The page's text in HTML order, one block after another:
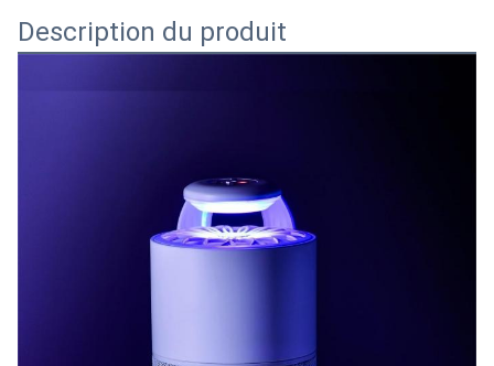
Description du produit